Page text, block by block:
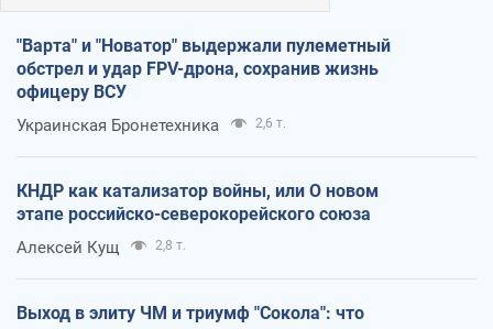
"Варта" и "Новатор" выдержали пулеметный
обстрел и удар FPV-дрона, сохранив жизнь
офицеру ВСУ
Украинская Бронетехника 2,6 т.
КНДР как катализатор войны, или О новом
этапе российско-северокорейского союза
Алексей Кущ 2,8 т.
Выход в элиту ЧМ и триумф "Сокола": что